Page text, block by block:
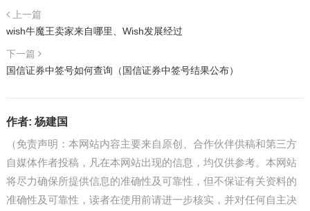
上一篇
wish牛魔王卖家来自哪里、Wish发展经过
下一篇
国信证券中签号如何查询（国信证券中签号结果公布）
作者: 杨建国
（免责声明：本网站内容主要来自原创、合作伙伴供稿和第三方
自媒体作者投稿，凡在本网站出现的信息，均仅供参考。本网站
将尽力确保所提供信息的准确性及可靠性，但不保证有关资料的
准确性及可靠性，读者在使用前请进一步核实，并对任何自主决